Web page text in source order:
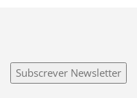
Subscrever Newsletter